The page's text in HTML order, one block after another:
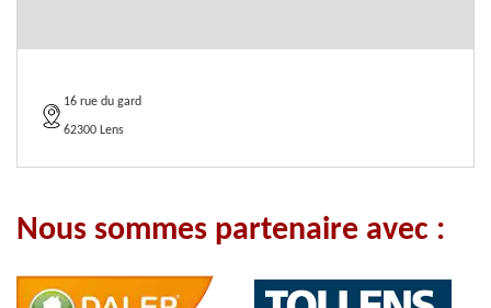
16 rue du gard
62300 Lens
Nous sommes partenaire avec :